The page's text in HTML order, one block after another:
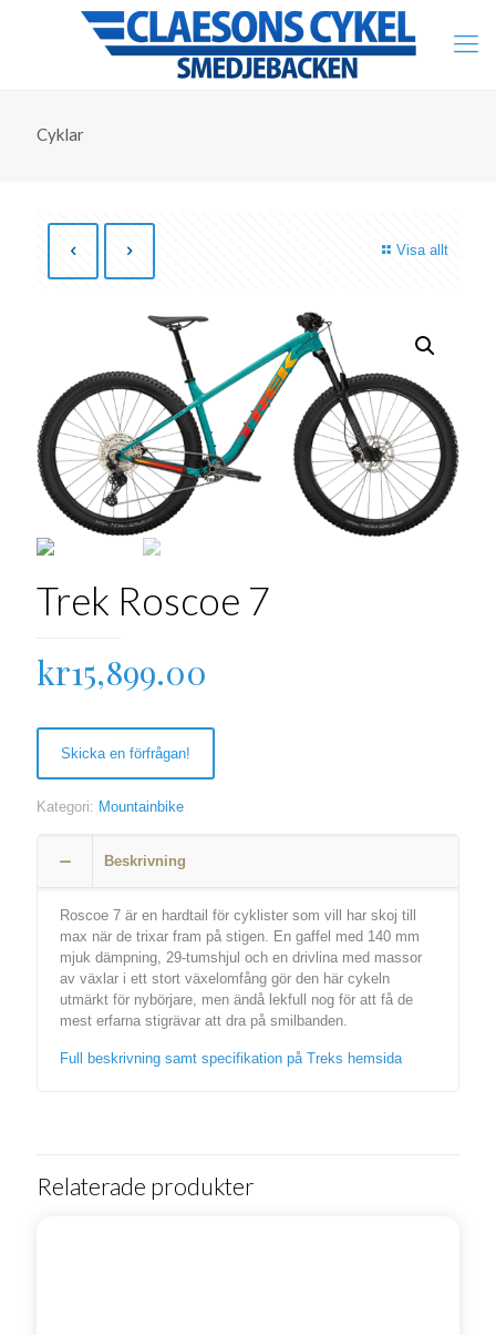
Cyklar
Visa allt
Trek Roscoe 7
kr15,899.00
Skicka en förfrågan!
Kategori: Mountainbike
Beskrivning
Roscoe 7 är en hardtail för cyklister som vill har skoj till
max när de trixar fram på stigen. En gaffel med 140 mm
mjuk dämpning, 29-tumshjul och en drivlina med massor
av växlar i ett stort växelomfång gör den här cykeln
utmärkt för nybörjare, men ändå lekfull nog för att få de
mest erfarna stigrävar att dra på smilbanden.
Full beskrivning samt specifikation på Treks hemsida
Relaterade produkter